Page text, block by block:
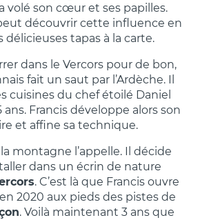
volé son cœur et ses papilles.
découvrir cette influence en
délicieuses tapas à la carte.
dans le Vercors pour de bon,
fait un saut par l’Ardèche. Il
cuisines du chef étoilé Daniel
Francis développe alors son
et affine sa technique.
montagne l’appelle. Il décide
dans un écrin de nature
. C’est là que Francis ouvre
2020 aux pieds des pistes de
. Voilà maintenant 3 ans que